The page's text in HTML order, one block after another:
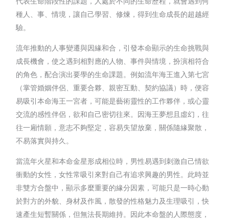
種人、事、情境，讓自己學習、修煉，得到生命成長的超越經
驗。
流年推動的人事變遷與因緣和合，引發本命顯示的生命挑戰與
成長機會，使之遇到相對應的人物、事件與情境，扮演相符合
的角色，配合演出要學的生命課題。例如流年海王進入第七宮
（掌管婚姻伴侶、重要合夥、親密互動、契約協議）時，便容
易吸引本命海王一宮者，可能是藝術靈性的工作夥伴，或心靈
交流的感性伴侶，欲和自己密切往來。因海王夢想且虛幻，往
往一廂情願，意志不夠堅定，容易失望放棄，關係隨緣聚散，
不易落實與持久。
當流年火星和本命金星形成相位時，男性易遇到刺激自己情欲
衝動的女性，女性常吸引來對自己有追求興趣的男性。此時並
非雙方合盤中，顯示多麼重要的緣分因素，可能只是一時心動
於對方的外貌、身材及作風，散發的性格魅力及生理吸引，快
速產生短暫關係，但無法長期維持。因此本命盤的人際態度，